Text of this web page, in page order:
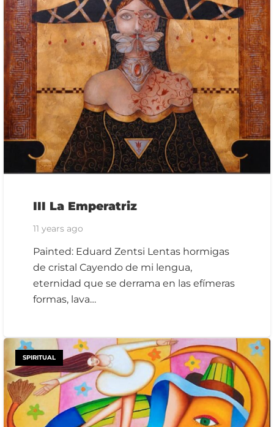
III La Emperatriz
11 years ago
Painted: Eduard Zentsi Lentas hormigas
de cristal Cayendo de mi lengua,
eternidad que se derrama en las efímeras
formas, lava…
SPIRITUAL